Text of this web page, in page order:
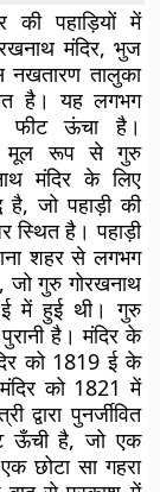
की पहाड़ियों में
मंदिर, भुज
नखतारण तालुका
है। यह लगभग
फीट ऊंचा है।
मूल रूप से गुरु
मंदिर के लिए
है, जो पहाड़ी की
स्थित है। पहाड़ी
शहर से लगभग
जो गुरु गोरखनाथ
में हुई थी। गुरु
है। मंदिर के
को 1819 ई के
को 1821 में
पुनर्जीवित
ऊँची है, जो एक
छोटा सा गहरा